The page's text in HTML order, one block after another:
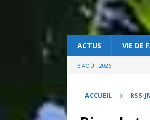
ACTUS VIE DE
6 AOÛT 2026
ACCUEIL RSS-